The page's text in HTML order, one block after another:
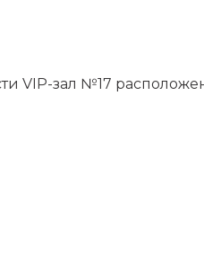
VIP-зал №17